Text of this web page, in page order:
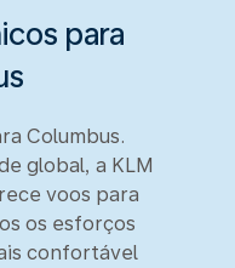
para
Columbus.
global, a KLM
voos para
os esforços
confortável